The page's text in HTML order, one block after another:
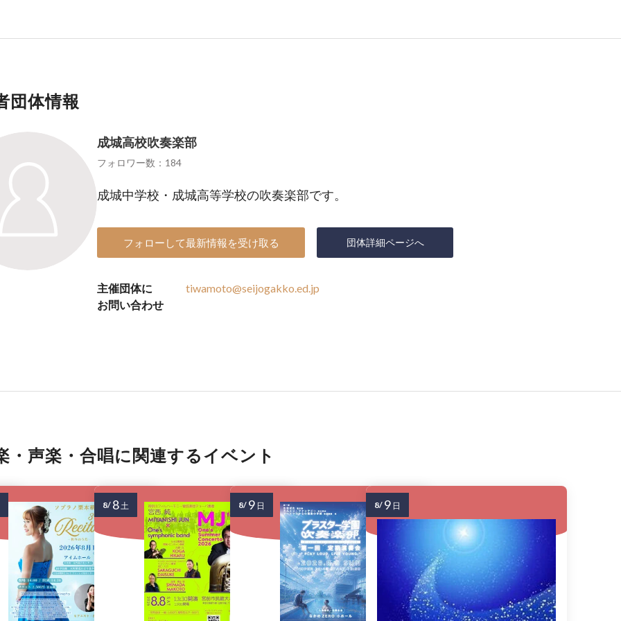
団体情報
成城高校吹奏楽部
フォロワー数：184
成城中学校・成城高等学校の吹奏楽部です。
フォローして最新情報を受け取る 団体詳細ページへ
主催団体に
お問い合わせ
tiwamoto@seijogakko.ed.jp
・声楽・合唱に関連するイベント
8/ 8土 8/ 9 日 8/ 9 日